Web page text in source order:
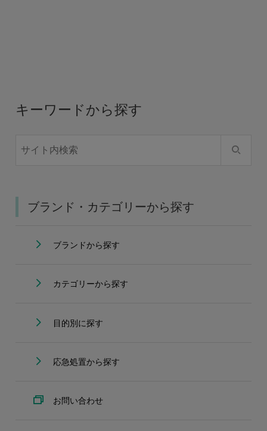
キーワードから探す
ブランド・カテゴリーから探す
ブランドから探す
カテゴリーから探す
目的別に探す
応急処置から探す
お問い合わせ